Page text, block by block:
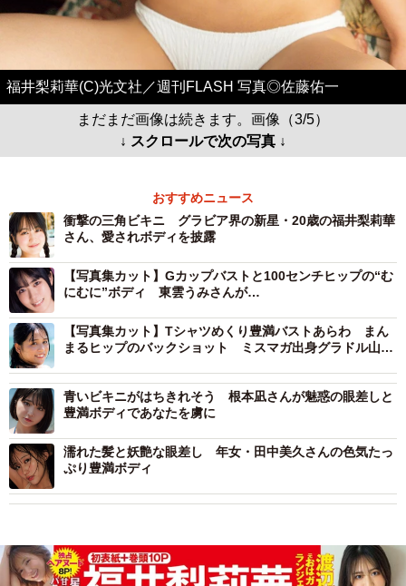
福井梨莉華(C)光文社／週刊FLASH 写真◎佐藤佑一
まだまだ画像は続きます。画像（3/5）
↓ スクロールで次の写真 ↓
おすすめニュース
衝撃の三角ビキニ グラビア界の新星・20歳の福井梨莉華
さん、愛されボディを披露
【写真集カット】Gカップバストと100センチヒップの“む
にむに”ボディ 東雲うみさんが…
【写真集カット】Tシャツめくり豊満バストあらわ まん
まるヒップのバックショット ミスマガ出身グラドル山岡
青いビキニがはちきれそう 根本凪さんが魅惑の眼差しと
豊満ボディであなたを虜に
濡れた髪と妖艶な眼差し 年女・田中美久さんの色気たっ
ぷり豊満ボディ